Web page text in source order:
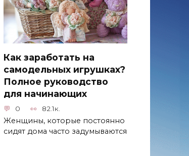
Как заработать на
самодельных игрушках?
Полное руководство
для начинающих
0 82.1к.
Женщины, которые постоянно
сидят дома часто задумываются